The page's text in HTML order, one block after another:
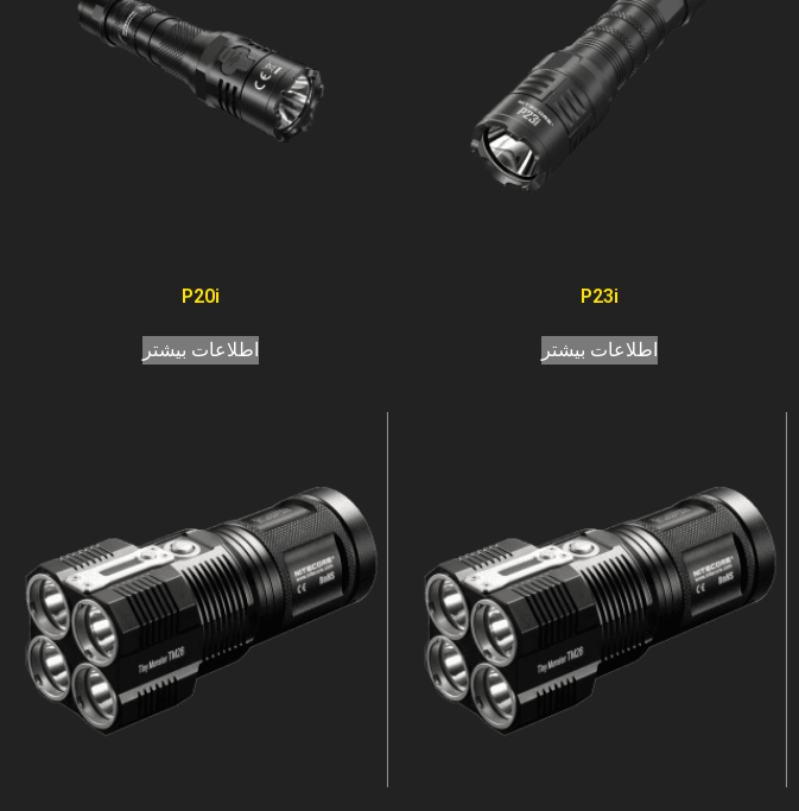
P23i
اطلاعات بیشتر
P20i
اطلاعات بیشتر